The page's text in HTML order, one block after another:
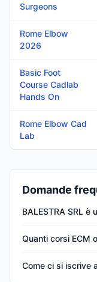
Surgeons
Rome Elbow
2026
Basic Foot
Course Cadlab
Hands On
Rome Elbow Cad
Lab
Domande
BALESTRA SRL
Quanti corsi ECM
Come ci si iscrive